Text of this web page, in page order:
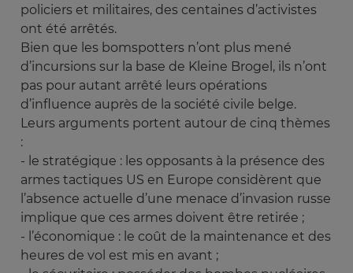
policiers et militaires, des centaines d’activistes
ont été arrêtés.
Bien que les bomspotters n’ont plus mené
d’incursions sur la base de Kleine Brogel, ils n’ont
pas pour autant arrêté leurs opérations
d’influence auprès de la société civile belge.
Leurs arguments portent autour de cinq thèmes
:
- le stratégique : les opposants à la présence des
armes tactiques US en Europe considèrent que
l’absence actuelle d’une menace d’invasion russe
implique que ces armes doivent être retirée ;
- l’économique : le coût de la maintenance et des
heures de vol est mis en avant ;